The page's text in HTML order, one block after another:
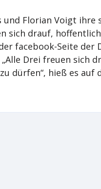
und Florian Voigt ihre
sich drauf,
facebook-Seite der
Drei freuen sich
dürfen“, hieß es auf